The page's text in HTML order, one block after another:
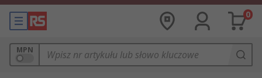
0
MPN